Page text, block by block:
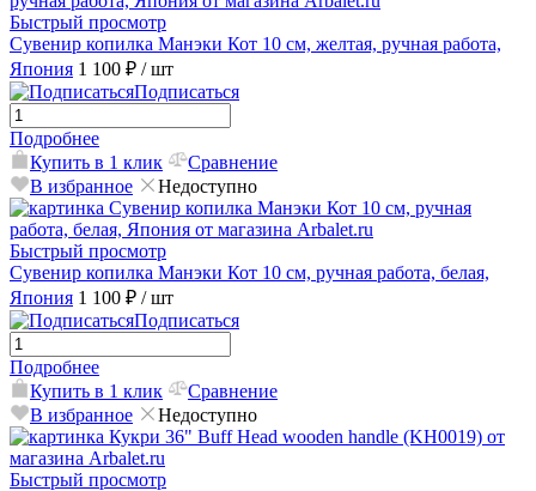
Быстрый просмотр
Сувенир копилка Манэки Кот 10 см, желтая, ручная работа,
Япония 1 100 ₽ / шт
Подписаться
Подробнее
Купить в 1 клик
Сравнение
В избранное
Недоступно
Быстрый просмотр
Сувенир копилка Манэки Кот 10 см, ручная работа, белая,
Япония 1 100 ₽ / шт
Подписаться
Подробнее
Купить в 1 клик
Сравнение
В избранное
Недоступно
Быстрый просмотр